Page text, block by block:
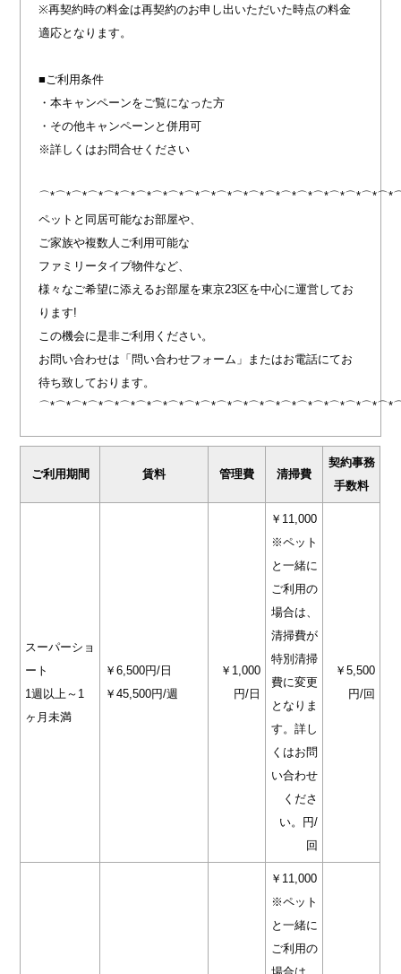
※再契約時の料金は再契約のお申し出いただいた時点の料金
適応となります。
■ご利用条件
・本キャンペーンをご覧になった方
・その他キャンペーンと併用可
※詳しくはお問合せください
ペットと同居可能なお部屋や、
ご家族や複数人ご利用可能な
ファミリータイプ物件など、
様々なご希望に添えるお部屋を東京23区を中心に運営してお
ります!
この機会に是非ご利用ください。
お問い合わせは「問い合わせフォーム」またはお電話にてお
待ち致しております。
ご利用期間 賃料 管理費 清掃費
契約事務
手数料
スーパーショ
ート
1週以上～1
ヶ月未満
￥6,500円/日
￥45,500円/週
￥1,000
円/日
￥11,000
※ペット
と一緒に
ご利用の
場合は、
清掃費が
特別清掃
費に変更
となりま
す。詳し
くはお問
い合わせ
くださ
い。円/
回
￥5,500
円/回
￥11,000
※ペット
と一緒に
ご利用の